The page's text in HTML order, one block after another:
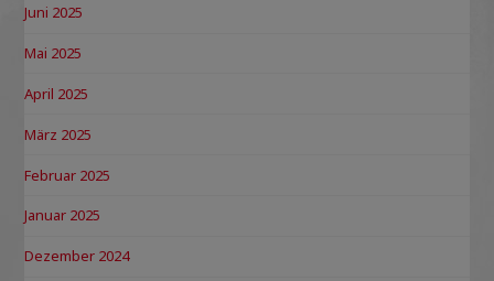
Juni 2025
Mai 2025
April 2025
März 2025
Februar 2025
Januar 2025
Dezember 2024